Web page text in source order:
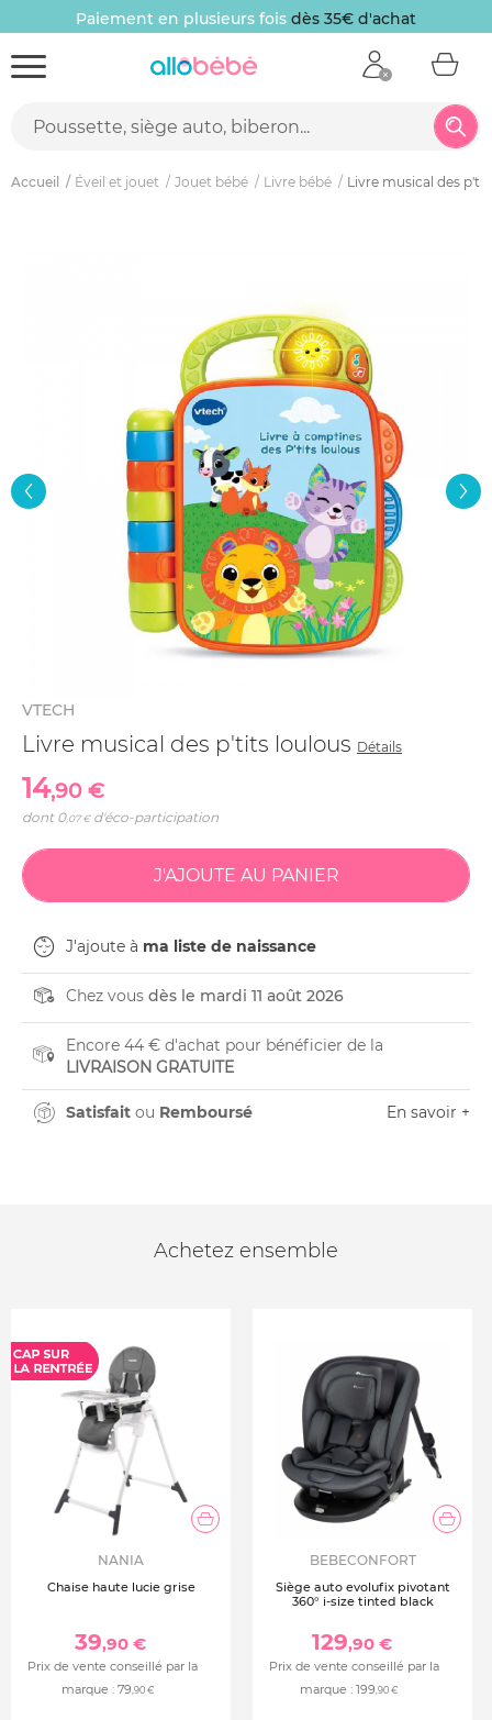
Paiement en plusieurs fois dès 35€ d'achat
Accueil Éveil et jouet Jouet bébé Livre bébé Livre musical des
VTECH
Livre musical des p'tits loulous Détails
14,90 €
dont 0,07 €d'éco-participation
J'ajoute à ma liste de naissance
Chez vous dès le mardi 11 août 2026
Encore 44 € d'achat pour bénéficier de la
LIVRAISON GRATUITE
Satisfait ou Remboursé En savoir +
Achetez ensemble
NANIA
Chaise haute lucie grise
39,90 €
Prix de vente conseillé par la
marque : 79,90 €
BEBECONFORT
Siège auto evolufix pivotant
360° i-size tinted black
129,90 €
Prix de vente conseillé par la
marque : 199,90 €